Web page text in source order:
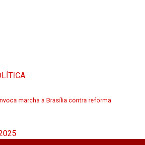
marcha a Brasília contra reforma